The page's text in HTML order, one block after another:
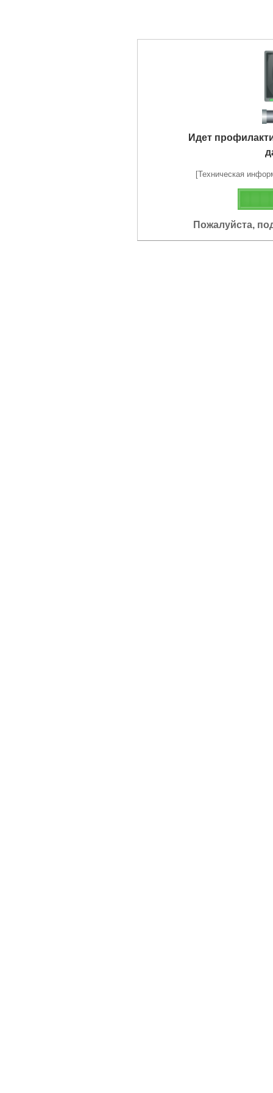
Идет
[Техническая
Пожалуйста,